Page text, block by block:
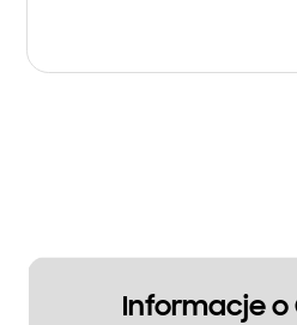
Informacje